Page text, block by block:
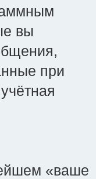
вы
при
«ваше